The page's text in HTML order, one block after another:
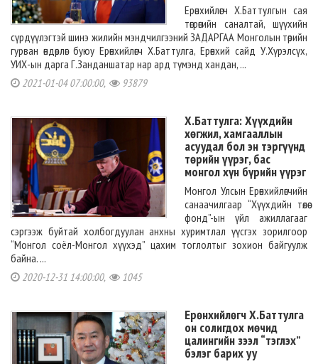
Ерөнхийлөгч Х.Баттулгын сая
төгрөгийн саналтай, шүүхийн
сүрдүүлэгтэй шинэ жилийн мэндчилгээний ЗАДАРГАА Монголын төрийн
гурван өндөрлөг буюу Ерөнхийлөгч Х.Баттулга, Ерөнхий сайд У.Хүрэлсүх,
УИХ-ын дарга Г.Занданшатар нар ард түмэнд хандан, ...
2021-01-04 07:00:00, 93879
Х.Баттулга: Хүүхдийн
хөгжил, хамгааллын
асуудал бол эн тэргүүнд
төрийн үүрэг, бас
монгол хүн бүрийн үүрэг
Монгол Улсын Ерөнхийлөгчийн
санаачилгаар “Хүүхдийн төлөө
фонд”-ын үйл ажиллагааг
сэргээж буйтай холбогдуулан анхны хуримтлал үүсгэх зорилгоор
“Монгол соёл-Монгол хүүхэд” цахим тоглолтыг зохион байгуулж
байна. ...
2020-12-31 14:00:00, 1045
Ерөнхийлөгч Х.Баттулга
он солигдох мөчид
цалингийн зээл “тэглэх”
бэлэг барих уу